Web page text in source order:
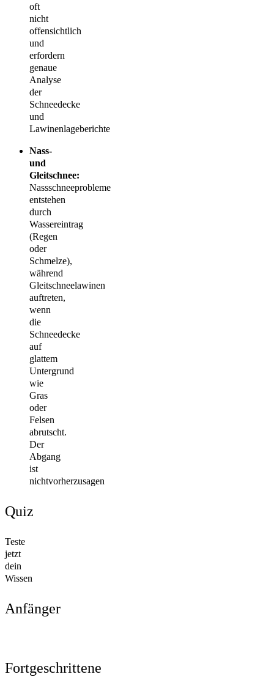
oft
nicht
offensichtlich
und
erfordern
genaue
Analyse
der
Schneedecke
und
Lawinenlageberichte
Nass-
und
Gleitschnee:
Nassschneeprobleme
entstehen
durch
Wassereintrag
(Regen
oder
Schmelze),
während
Gleitschneelawinen
auftreten,
wenn
die
Schneedecke
auf
glattem
Untergrund
wie
Gras
oder
Felsen
abrutscht.
Der
Abgang
ist
nichtvorherzusagen
Quiz
Teste
jetzt
dein
Wissen
Anfänger
Fortgeschrittene